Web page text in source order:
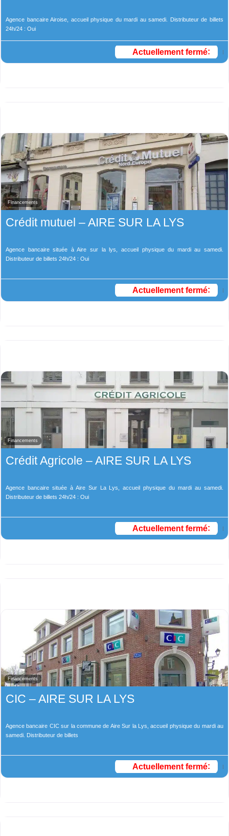
Agence bancaire Airoise, accueil physique du mardi au samedi. Distributeur de billets
24h/24 : Oui
Actuellement fermé:
Financements
Crédit mutuel – AIRE SUR LA LYS
Agence bancaire située à Aire sur la lys, accueil physique du mardi au samedi.
Distributeur de billets 24h/24 : Oui
Actuellement fermé:
Financements
Crédit Agricole – AIRE SUR LA LYS
Agence bancaire située à Aire Sur La Lys, accueil physique du mardi au samedi.
Distributeur de billets 24h/24 : Oui
Actuellement fermé:
Financements
CIC – AIRE SUR LA LYS
Agence bancaire CIC sur la commune de Aire Sur la Lys, accueil physique du mardi au
samedi. Distributeur de billets
Actuellement fermé: